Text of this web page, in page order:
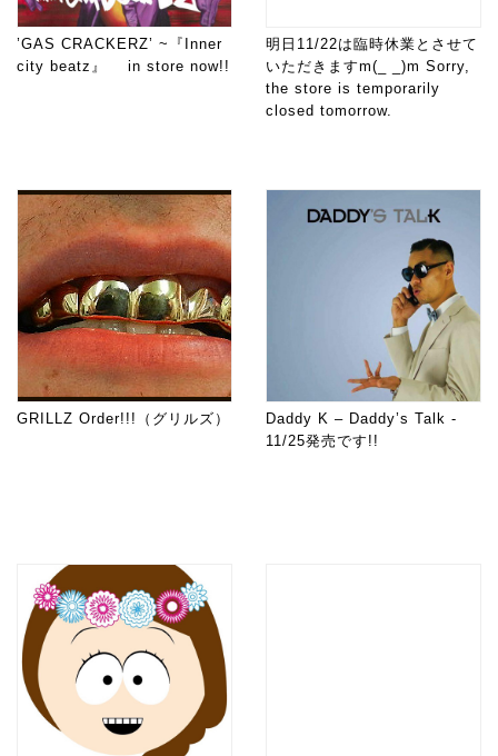
’GAS CRACKERZ’ ~『Inner
city beatz』 in store now!!
明日11/22は臨時休業とさせて
いただきますm(_ _)m Sorry,
the store is temporarily
closed tomorrow.
GRILLZ Order!!!（グリルズ）
Daddy K – Daddy’s Talk -
11/25発売です!!